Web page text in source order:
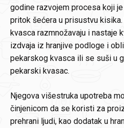
godine razvojem procesa koji
pritok šećera u prisustvu
kvasca razmnožavaju i nastaje
izdvaja iz hranjive podloge i
pekarskog kvasca ili se suši u
pekarski kvasac.
Njegova višestruka upotreba
činjenicom da se koristi za
prehrani ljudi, kao dodatak u